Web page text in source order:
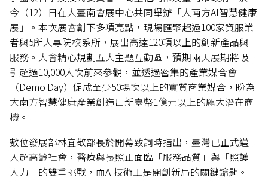
今（12）日在大臺南會展中心共同舉辦「大南方AI智慧健康
展」。本次展會創下多項亮點，現場匯聚超過100家資服業
者與5所大專院校系所，展出高達120項以上的創新產品與
服務。大會精心規劃五大主題互動區，預期兩天展期將吸
引超過10,000人次前來參觀，並透過密集的產業媒合會
（Demo Day）促成至少50場次以上的實質商業媒合，盼為
大南方智慧健康產業創造出新臺幣1億元以上的龐大潛在商
機。
數位發展部林宜敬部長於開幕致詞時指出，臺灣已正式邁
入超高齡社會，醫療與長照正面臨「服務品質」與「照護
人力」的雙重挑戰，而AI技術正是開創新局的關鍵鑰匙。